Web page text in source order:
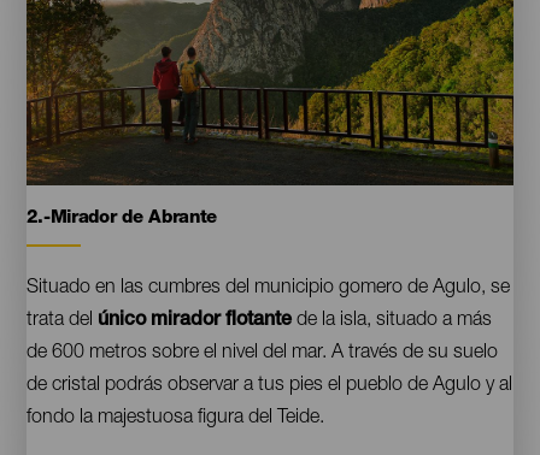
Mirador
Contenido
2.-Mirador de Abrante
Situado en las cumbres del municipio gomero de Agulo, se
trata del único mirador flotantede la isla, situado a más
de 600 metros sobre el nivel del mar. A través de su suelo
de cristal podrás observar a tus pies el pueblo de Agulo y al
fondo la majestuosa figura del Teide.